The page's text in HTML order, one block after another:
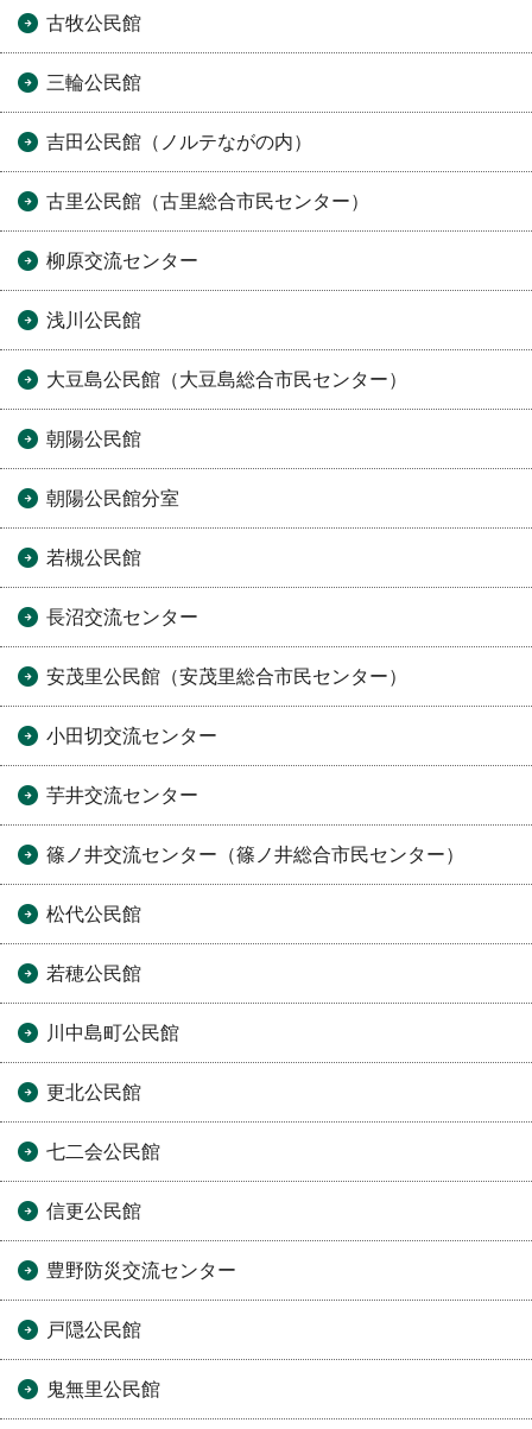
古牧公民館
三輪公民館
吉田公民館（ノルテながの内）
古里公民館（古里総合市民センター）
柳原交流センター
浅川公民館
大豆島公民館（大豆島総合市民センター）
朝陽公民館
朝陽公民館分室
若槻公民館
長沼交流センター
安茂里公民館（安茂里総合市民センター）
小田切交流センター
芋井交流センター
篠ノ井交流センター（篠ノ井総合市民センター）
松代公民館
若穂公民館
川中島町公民館
更北公民館
七二会公民館
信更公民館
豊野防災交流センター
戸隠公民館
鬼無里公民館